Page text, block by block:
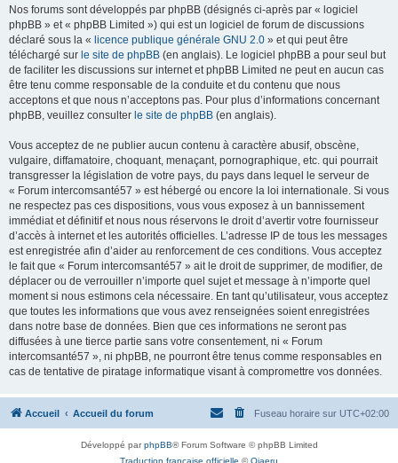
Nos forums sont développés par phpBB (désignés ci-après par « logiciel
phpBB » et « phpBB Limited ») qui est un logiciel de forum de discussions
déclaré sous la « licence publique générale GNU 2.0 » et qui peut être
téléchargé sur le site de phpBB (en anglais). Le logiciel phpBB a pour seul but
de faciliter les discussions sur internet et phpBB Limited ne peut en aucun cas
être tenu comme responsable de la conduite et du contenu que nous
acceptons et que nous n’acceptons pas. Pour plus d’informations concernant
phpBB, veuillez consulter le site de phpBB (en anglais).
Vous acceptez de ne publier aucun contenu à caractère abusif, obscène,
vulgaire, diffamatoire, choquant, menaçant, pornographique, etc. qui pourrait
transgresser la législation de votre pays, du pays dans lequel le serveur de
« Forum intercomsanté57 » est hébergé ou encore la loi internationale. Si vous
ne respectez pas ces dispositions, vous vous exposez à un bannissement
immédiat et définitif et nous nous réservons le droit d’avertir votre fournisseur
d’accès à internet et les autorités officielles. L’adresse IP de tous les messages
est enregistrée afin d’aider au renforcement de ces conditions. Vous acceptez
le fait que « Forum intercomsanté57 » ait le droit de supprimer, de modifier, de
déplacer ou de verrouiller n’importe quel sujet et message à n’importe quel
moment si nous estimons cela nécessaire. En tant qu’utilisateur, vous acceptez
que toutes les informations que vous avez renseignées soient enregistrées
dans notre base de données. Bien que ces informations ne seront pas
diffusées à une tierce partie sans votre consentement, ni « Forum
intercomsanté57 », ni phpBB, ne pourront être tenus comme responsables en
cas de tentative de piratage informatique visant à compromettre vos données.
Accueil Accueil du forum Fuseau horaire sur UTC+02:00
Développé parphpBB® Forum Software © phpBB Limited
Traduction française officielle ©Qiaeru